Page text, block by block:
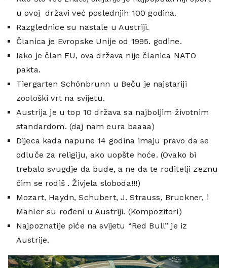
u ovoj državi već poslednjih 100 godina.
Razglednice su nastale u Austriji.
Članica je Evropske Unije od 1995. godine.
Iako je član EU, ova država nije članica NATO
pakta.
Tiergarten Schönbrunn u Beču je najstariji
zoološki vrt na svijetu.
Austrija je u top 10 država sa najboljim životnim
standardom. (daj nam eura baaaa)
Dijeca kada napune 14 godina imaju pravo da se
odluče za religiju, ako uopšte hoće. (Ovako bi
trebalo svugdje da bude, a ne da te roditelji zeznu
čim se rodiš . Živjela sloboda!!!)
Mozart, Haydn, Schubert, J. Strauss, Bruckner, i
Mahler su rođeni u Austriji. (Kompozitori)
Najpoznatije piće na svijetu “Red Bull” je iz
Austrije.